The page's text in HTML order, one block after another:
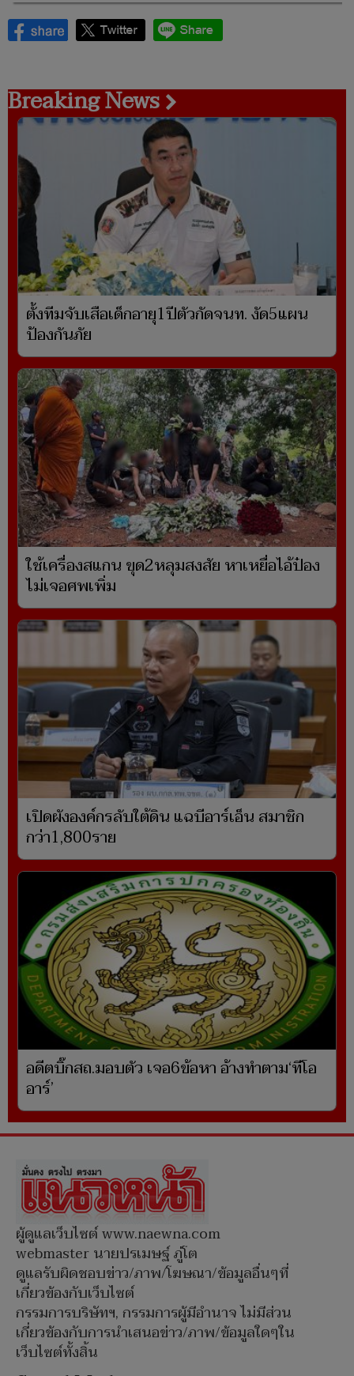
Breaking News
ตั้งทีมจับเสือเด็กอายุ1ปีตัวกัดจนท. งัด5แผน
ป้องกันภัย
ใช้เครื่องสแกน ขุด2หลุมสงสัย หาเหยื่อไอ้ป๋อง
ไม่เจอศพเพิ่ม
เปิดผังองค์กรลับใต้ดิน แฉบีอาร์เอ็น สมาชิก
กว่า1,800ราย
อดีตบิ๊กสถ.มอบตัว เจอ6ข้อหา อ้างทำตาม‘ทีโอ
อาร์’
ผู้ดูแลเว็บไซต์ www.naewna.com
webmaster นายปรเมษฐ์ ภู่โต
ดูแลรับผิดชอบข่าว/ภาพ/โฆษณา/ข้อมูลอื่นๆที่
เกี่ยวข้องกับเว็บไซต์
กรรมการบริษัทฯ, กรรมการผู้มีอำนาจ ไม่มีส่วน
เกี่ยวข้องกับการนำเสนอข่าว/ภาพ/ข้อมูลใดๆใน
เว็บไซต์ทั้งสิ้น